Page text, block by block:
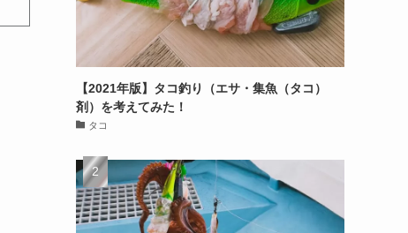
【2021年版】タコ釣り（エサ・集魚（タコ）
剤）を考えてみた！
タコ